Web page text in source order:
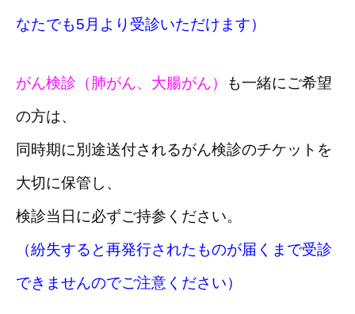
なたでも5月より受診いただけます）
がん検診（肺がん、大腸がん）
も一緒にご希望
の方は、
同時期に別途送付されるがん検診のチケットを
大切に保管し、
検診当日に必ずご持参ください。
（紛失すると再発行されたものが届くまで受診
できませんのでご注意ください）